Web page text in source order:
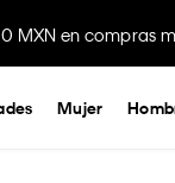
MXN en compras
Mujer